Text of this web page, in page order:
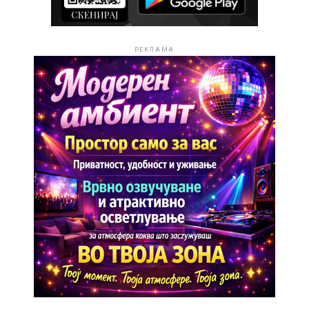
На Интернационалната вечер ќе настапат
претставници од Босна и Херцеговина, Словенија,
РЕКЛАМА